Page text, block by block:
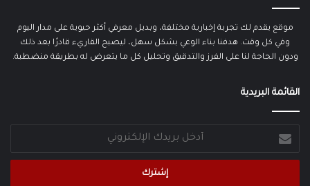
موقع يقدم لك تجربة إخبارية مختلفة، وبديل معرفي أكثر حيوية على مدار اليوم
وفي كل وقت. هدفنا بناء الوعي بشكل سهل، ليصبح القاريء قادرًا بعد ذلك
ودون الحاجة لنا على الفرز والتدقيق وتحليل كل ما يتعرض له بطريقة منضطبة.
القائمة البريدية
بريدك
الإلكتروني